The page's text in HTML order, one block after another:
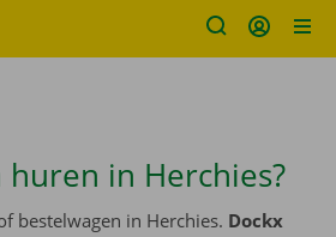
huren in Herchies?
bestelwagen in Herchies. Dockx